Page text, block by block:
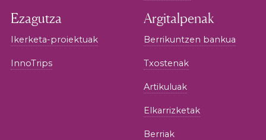
Ezagutza
Ikerketa-proiektuak
InnoTrips
Argitalpenak
Berrikuntzen bankua
Txostenak
Artikuluak
Elkarrizketak
Berriak